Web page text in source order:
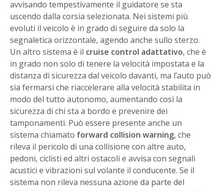
avvisando tempestivamente il guidatore se sta
uscendo dalla corsia selezionata. Nei sistemi più
evoluti il veicolo è in grado di seguire da solo la
segnaletica orizzontale, agendo anche sullo sterzo.
Un altro sistema è il cruise control adattativo, che è
in grado non solo di tenere la velocità impostata e la
distanza di sicurezza dal veicolo davanti, ma l’auto può
sia fermarsi che riaccelerare alla velocità stabilita in
modo del tutto autonomo, aumentando così la
sicurezza di chi sta a bordo e prevenire dei
tamponamenti. Può essere presente anche un
sistema chiamato forward collision warning, che
rileva il pericolo di una collisione con altre auto,
pedoni, ciclisti ed altri ostacoli e avvisa con segnali
acustici e vibrazioni sul volante il conducente. Se il
sistema non rileva nessuna azione da parte del